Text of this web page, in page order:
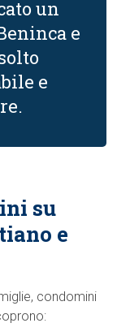
un
e
e
su
e
condomini